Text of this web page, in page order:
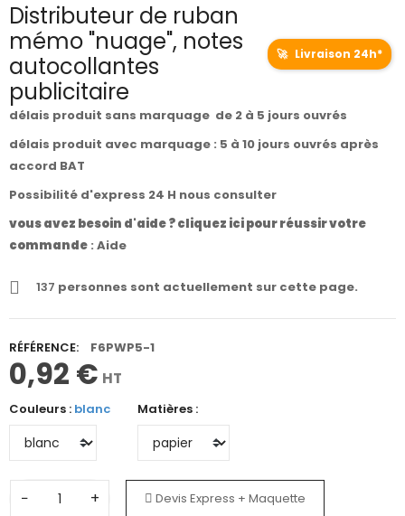
Distributeur de ruban
mémo "nuage", notes
autocollantes
publicitaire
🚀 Livraison 24h*
délais produit sans marquage de 2 à 5 jours ouvrés
délais produit avec marquage : 5 à 10 jours ouvrés après
accord BAT
Possibilité d'express 24 H nous consulter
vous avez besoin d'aide ? cliquez ici pour réussir votre
commande : Aide
137 personnes sont actuellement sur cette page.
RÉFÉRENCE: F6PWP5-1
0,92 € HT
Couleurs : blanc Matières :
− + Devis Express + Maquette